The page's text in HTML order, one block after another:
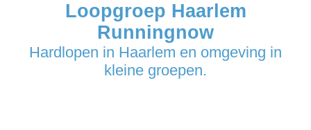
Loopgroep Haarlem
Runningnow
Hardlopen in Haarlem en omgeving in
kleine groepen.